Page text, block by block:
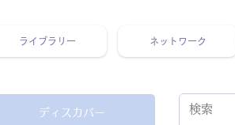
ライブラリー ネットワーク
ディスカバー